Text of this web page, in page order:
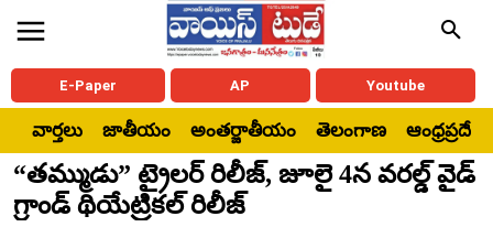
E-Paper AP Youtube
వార్తలు జాతీయం అంతర్జాతీయం తెలంగాణ ఆంధ్రప్రదేశ్
“తమ్ముడు” ట్రైలర్ రిలీజ్, జూలై 4న వరల్డ్ వైడ్
గ్రాండ్ థియేట్రికల్ రిలీజ్